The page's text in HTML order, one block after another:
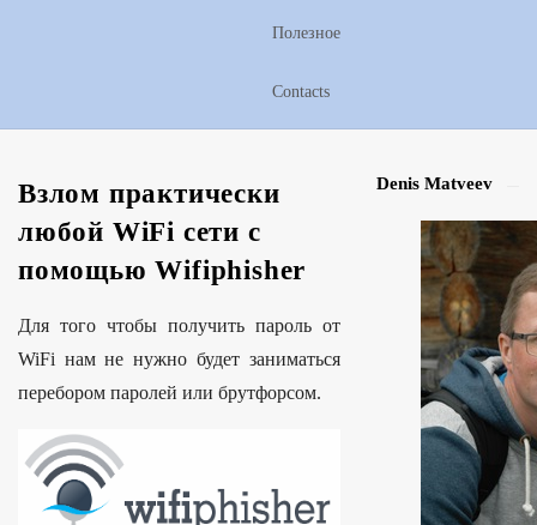
Полезное
Contacts
Взлом практически
любой WiFi сети с
помощью Wifiphisher
Для того чтобы получить пароль от
WiFi нам не нужно будет заниматься
перебором паролей или брутфорсом.
S
Denis Matveev